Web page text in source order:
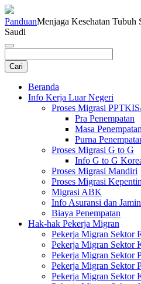
PanduanMenjaga Kesehatan Tubuh
Saudi
Beranda
Info Kerja Luar Negeri
Proses Migrasi
Pra Penempatan
Masa Penempatan
Purna
Proses Migrasi G to G
Info G to G
Proses Migrasi Mandiri
Proses Migrasi
Migrasi ABK
Info Asuransi dan
Biaya Penempatan
Hak-hak Pekerja Migran
Pekerja Migran Sektor
Pekerja Migran Sektor
Pekerja Migran Sektor
Pekerja Migran Sektor
Pekerja Migran Sektor